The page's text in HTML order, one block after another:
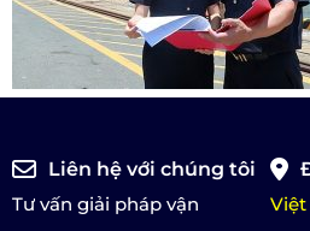
Liên hệ với chúng tôi
Tư vấn giải pháp vận
Việt